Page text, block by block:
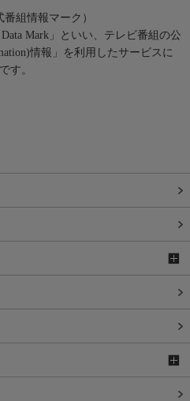
組情報マーク）
Mark」といい、テレビ番組の公
情報」を利用したサービスに
す。